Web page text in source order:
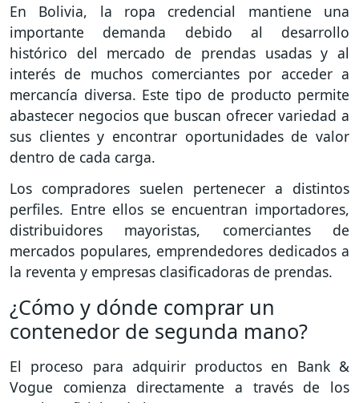
En Bolivia, la ropa credencial mantiene una
importante demanda debido al desarrollo
histórico del mercado de prendas usadas y al
interés de muchos comerciantes por acceder a
mercancía diversa. Este tipo de producto permite
abastecer negocios que buscan ofrecer variedad a
sus clientes y encontrar oportunidades de valor
dentro de cada carga.
Los compradores suelen pertenecer a distintos
perfiles. Entre ellos se encuentran importadores,
distribuidores mayoristas, comerciantes de
mercados populares, emprendedores dedicados a
la reventa y empresas clasificadoras de prendas.
¿Cómo y dónde comprar un
contenedor de segunda mano?
El proceso para adquirir productos en Bank &
Vogue comienza directamente a través de los